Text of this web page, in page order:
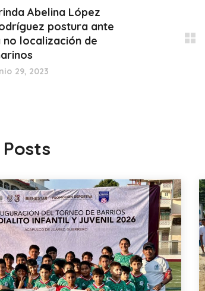
Abelina López
postura ante
no localización de
29, 2023